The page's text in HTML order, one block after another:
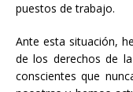
puestos de trabajo.
Ante esta situación,
de los derechos de
conscientes que